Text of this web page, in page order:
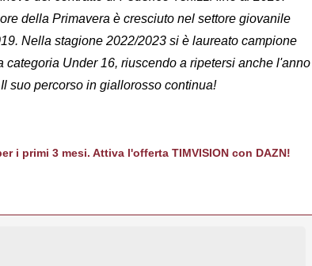
della Primavera è cresciuto nel settore giovanile
Nella stagione 2022/2023 si è laureato campione
Under 16, riuscendo a ripetersi anche l'anno
suo percorso in giallorosso continua!
i primi 3 mesi. Attiva l'offerta TIMVISION con DAZN!